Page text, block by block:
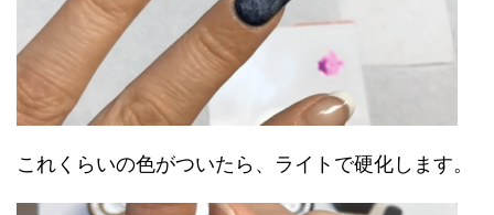
これくらいの色がついたら、ライトで硬化します。